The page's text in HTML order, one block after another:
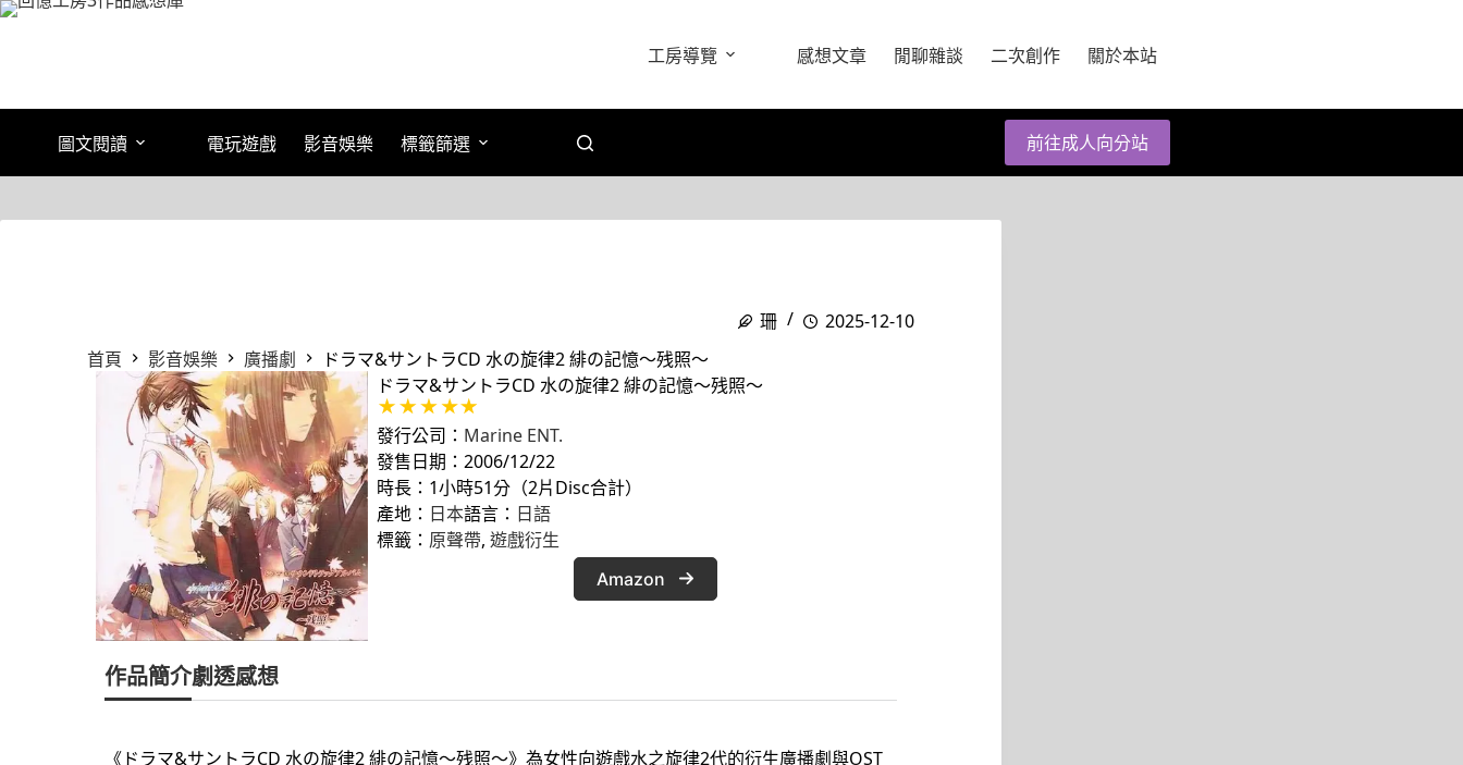
跳
工房導覽 感想文章 閒聊雜談 二次創作 關於本站
圖文閱讀 電玩遊戲 影音娛樂 標籤篩選 前往成人向分站
珊
2025-12-10
首頁
影音娛樂 廣播劇
ドラマ&サントラCD 水の旋律2 緋の記憶～残照～
ドラマ&サントラCD 水の旋律2 緋の記憶～残照～
發行公司： Marine ENT.
發售日期：2006/12/22
時長：1小時51分（2片Disc合計）
產地： 日本語言： 日語
標籤： 原聲帶, 遊戲衍生
Amazon
作品簡介劇透感想
《ドラマ&サントラCD 水の旋律2 緋の記憶～残照～》為女性向遊戲水之旋律2代的衍生廣播劇與OST